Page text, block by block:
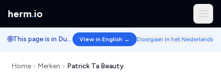
herm.io
🌐 This page is in Dutch. View in English → Doorgaan in het Nederlands
Home Merken Patrick Ta Beauty